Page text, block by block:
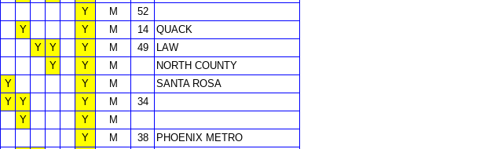
Y M
52
Y Y M 14
QUACK
Y Y Y M 49
LAW
Y Y M
NORTH COUNTY
Y Y M
SANTA ROSA
Y Y Y M
34
Y Y
M
Y M 38
PHOENIX METRO